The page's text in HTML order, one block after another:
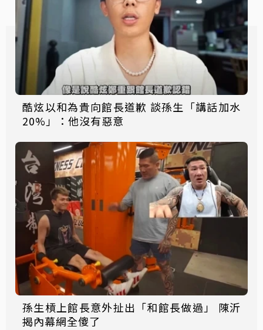
酷炫以和為貴向館長道歉 談孫生「講話加水
20%」：他沒有惡意
孫生槓上館長意外扯出「和館長做過」 陳沂
揭內幕網全傻了